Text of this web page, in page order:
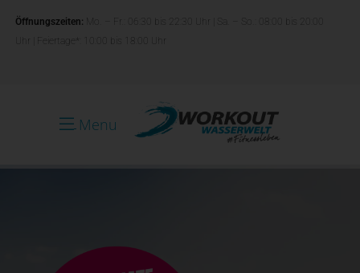
Öffnungszeiten:
Mo. – Fr.: 06:30 bis 22:30 Uhr | Sa. – So.: 08:00 bis 20:00
Uhr | Feiertage*: 10:00 bis 18:00 Uhr
Menu